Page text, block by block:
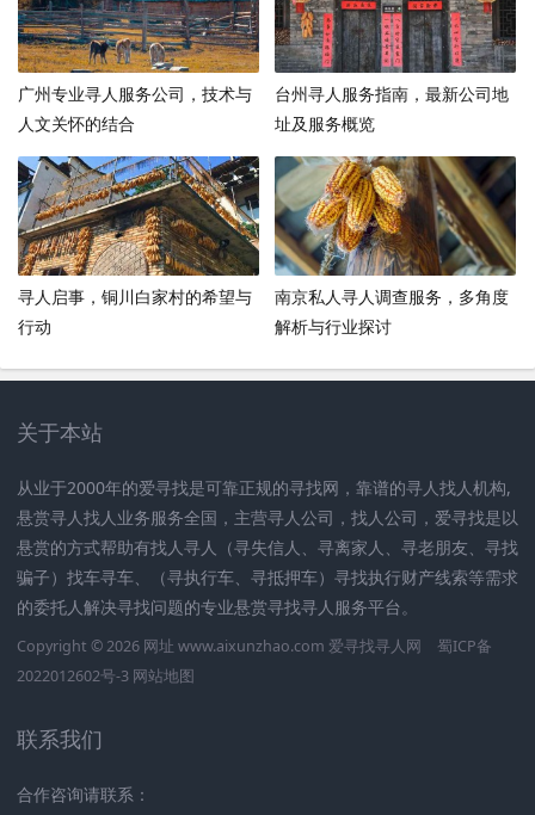
广州专业寻人服务公司，技术与
人文关怀的结合
台州寻人服务指南，最新公司地
址及服务概览
寻人启事，铜川白家村的希望与
行动
南京私人寻人调查服务，多角度
解析与行业探讨
关于本站
从业于2000年的爱寻找是可靠正规的寻找网，靠谱的寻人找人机构,
悬赏寻人找人业务服务全国，主营寻人公司，找人公司，爱寻找是以
悬赏的方式帮助有找人寻人（寻失信人、寻离家人、寻老朋友、寻找
骗子）找车寻车、（寻执行车、寻抵押车）寻找执行财产线索等需求
的委托人解决寻找问题的专业悬赏寻找寻人服务平台。
Copyright © 2026 网址 www.aixunzhao.com 爱寻找寻人网
蜀ICP备
2022012602号-3 网站地图
联系我们
合作咨询请联系：